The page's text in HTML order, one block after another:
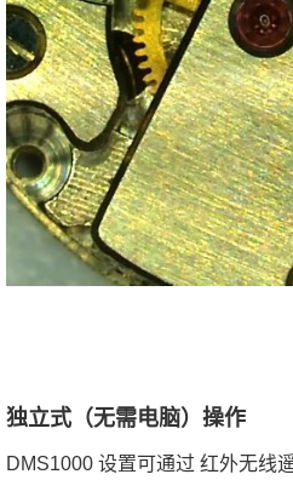
独立式（无需电脑）操作
DMS1000 设置可通过 红外无线